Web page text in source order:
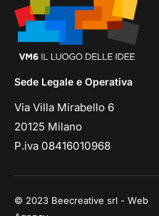
Sede Legale e Operativa
Via Villa Mirabello 6
20125 Milano
P.iva 08416010968
© 2023 Beecreative srl - Web